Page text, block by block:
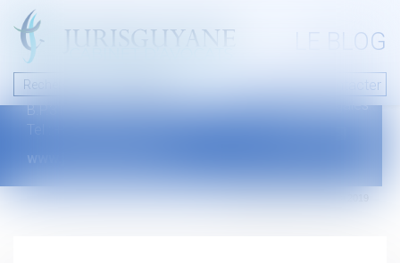
LE BLOG
Nous contacter
46 avenue de la liberté
B.P.315 - 97327 Cayenne Cedex
Tel : +594 594 29 45 35
www.jurisguyane.com
Mentions légales